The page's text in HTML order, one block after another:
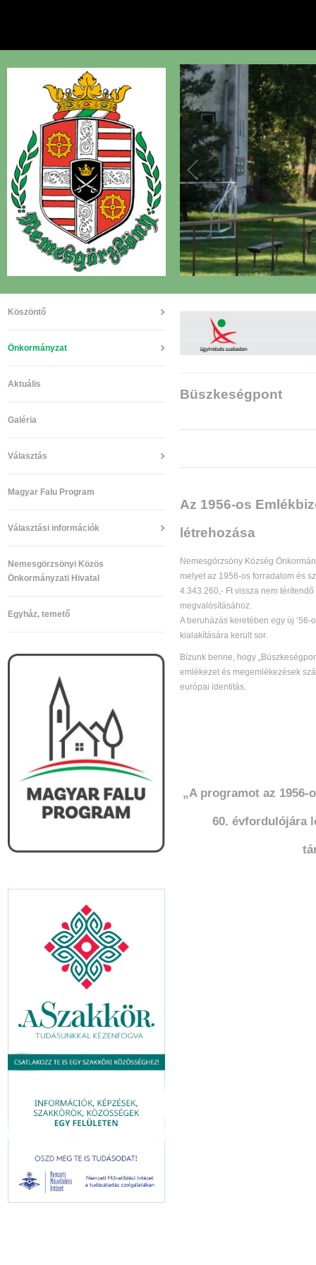
Büszkeségpont
Az 1956-os
létrehozása
Nemesgörzsöny Község
melyet az 1956-os forradalom és
4.343.260,- Ft vissza nem
megvalósításához.
A beruházás keretében egy új
kialakítására került sor.
Bízunk benne, hogy
emlékezet és megemlékezések
európai identitás.
„A programot az 1956-
60. évfordulójára
Köszöntő
Önkormányzat
Aktuális
Galéria
Választás
Magyar Falu Program
Választási információk
Nemesgörzsönyi Közös
Önkormányzati Hivatal
Egyház, temető